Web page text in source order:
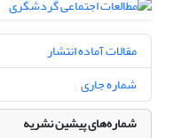
مقالات آماده انتشار
شماره جاری
شماره‌های پیشین نشریه